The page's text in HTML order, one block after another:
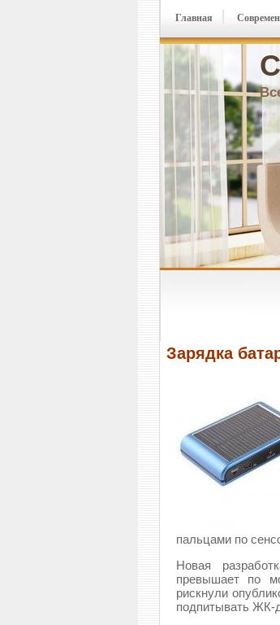
Главная
Зарядка
пальцами по
Новая
превышает по
рискнули
подпитывать ЖК-